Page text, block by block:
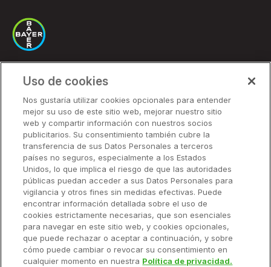
Soluciones
Precios
Socios
Soluciones
Recursos
Empresa
Uso de cookies
Nos gustaría utilizar cookies opcionales para entender
mejor su uso de este sitio web, mejorar nuestro sitio
web y compartir información con nuestros socios
publicitarios. Su consentimiento también cubre la
transferencia de sus Datos Personales a terceros
países no seguros, especialmente a los Estados
Unidos, lo que implica el riesgo de que las autoridades
públicas puedan acceder a sus Datos Personales para
vigilancia y otros fines sin medidas efectivas. Puede
encontrar información detallada sobre el uso de
cookies estrictamente necesarias, que son esenciales
para navegar en este sitio web, y cookies opcionales,
que puede rechazar o aceptar a continuación, y sobre
cómo puede cambiar o revocar su consentimiento en
cualquier momento en nuestra Política de privacidad.